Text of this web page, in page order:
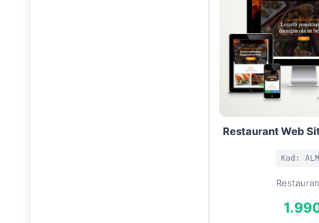
Restaurant Web
Kod: